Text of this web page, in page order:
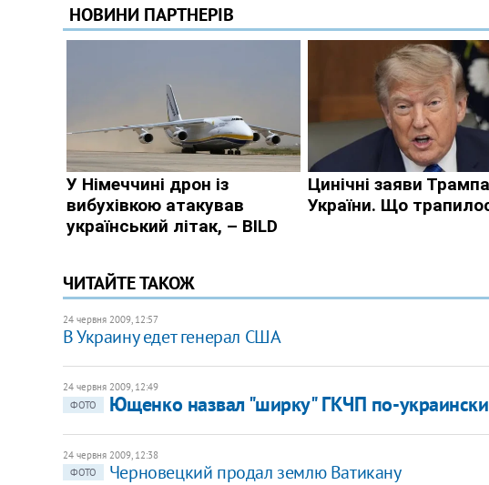
ЧИТАЙТЕ ТАКОЖ
24 червня 2009, 12:57
В Украину едет генерал США
24 червня 2009, 12:49
ФОТО
Ющенко назвал "ширку" ГКЧП по-украински
24 червня 2009, 12:38
ФОТО
Черновецкий продал землю Ватикану